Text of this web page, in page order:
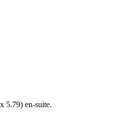
5.79) en-suite.